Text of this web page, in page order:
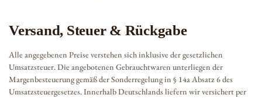
Versand, Steuer & Rückgabe
Alle angegebenen Preise verstehen sich inklusive der gesetzlichen
Umsatzsteuer. Die angebotenen Gebrauchtwaren unterliegen der
Margenbesteuerung gemäß der Sonderregelung in § 14a Absatz 6 des
Umsatzsteuergesetzes. Innerhalb Deutschlands liefern wir versichert per